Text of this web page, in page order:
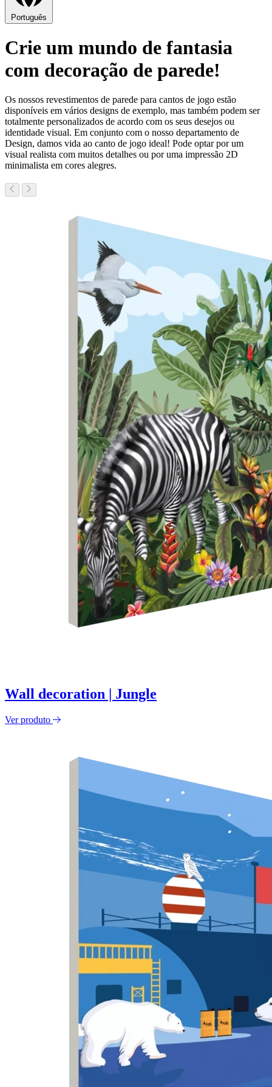
Português
Crie um mundo de fantasia
com decoração de parede!
Os nossos revestimentos de parede para cantos de jogo estão
disponíveis em vários designs de exemplo, mas também podem ser
totalmente personalizados de acordo com os seus desejos ou
identidade visual. Em conjunto com o nosso departamento de
Design, damos vida ao canto de jogo ideal! Pode optar por um
visual realista com muitos detalhes ou por uma impressão 2D
minimalista em cores alegres.
Wall decoration | Jungle
Ver produto